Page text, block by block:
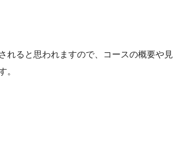
れると思われますので、コースの概要や見
。